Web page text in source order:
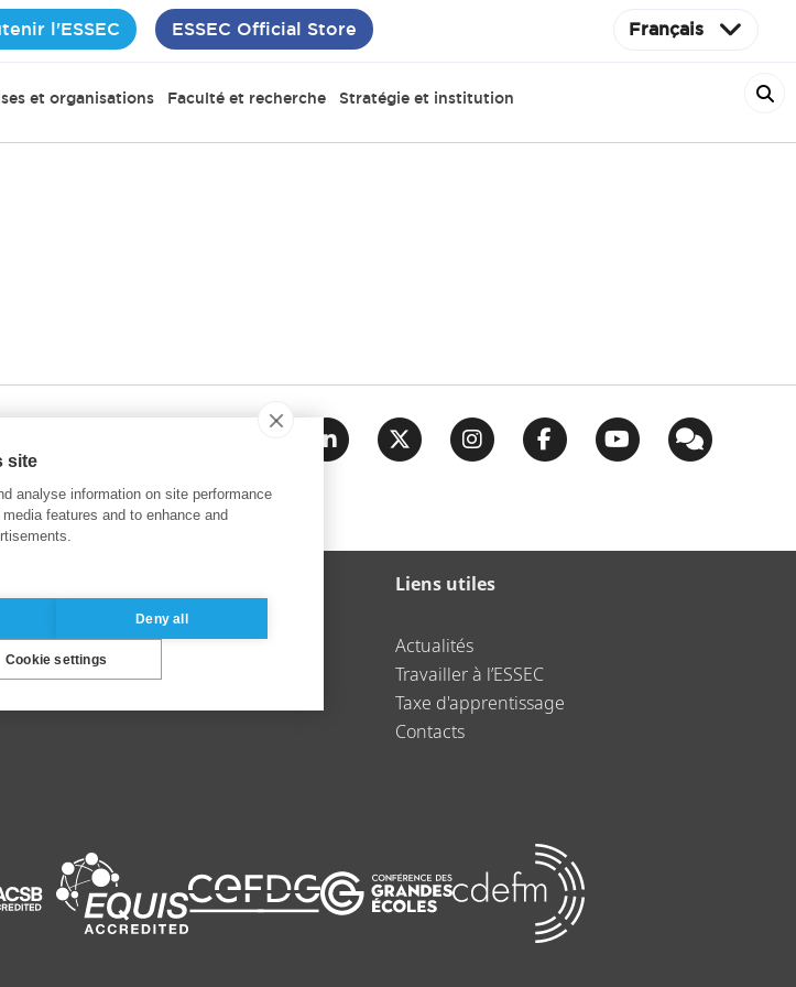
l'ESSEC ESSEC Official Store Français
et organisations Faculté et recherche Stratégie et institution
Fondation ESSEC
ESSEC Alumni
Liens utiles
Actualités
Travailler à l’ESSEC
Taxe d'apprentissage
Contacts
site
analyse information on site performance
features and to enhance and
Deny all
Cookie settings